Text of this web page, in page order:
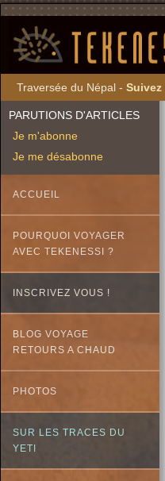
Traversée du Népal - Suivez
PARUTIONS D'ARTICLES
Je m'abonne
Je me désabonne
ACCUEIL
POURQUOI VOYAGER
AVEC TEKENESSI ?
INSCRIVEZ VOUS !
BLOG VOYAGE
RETOURS A CHAUD
PHOTOS
SUR LES TRACES DU
YETI